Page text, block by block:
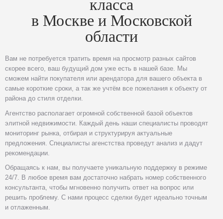
класса
в Москве и Московской
области
Вам не потребуется тратить время на просмотр разных сайтов
скорее всего, ваш будущий дом уже есть в нашей базе. Мы
сможем найти покупателя или арендатора для вашего объекта в
самые короткие сроки, а так же учтём все пожелания к объекту от
района до стиля отделки.
Агентство располагает огромной собственной базой объектов
элитной недвижимости. Каждый день наши специалисты проводят
мониторинг рынка, отбирая и структурируя актуальные
предложения. Специалисты агенстства проведут анализ и дадут
рекомендации.
Обращаясь к нам, вы получаете уникальную поддержку в режиме
24/7. В любое время вам достаточно набрать номер собственного
консультанта, чтобы мгновенно получить ответ на вопрос или
решить проблему. С нами процесс сделки будет идеально точным
и отлаженным.